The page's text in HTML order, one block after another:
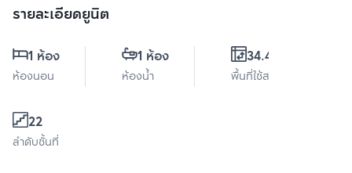
รายละเอียดยูนิต
1 ห้อง
ห้องนอน
1 ห้อง
ห้องน้ำ
34.43 ตร.ม.
พื้นที่ใช้สอย
22
ลำดับชั้นที่